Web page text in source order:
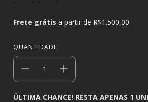
Frete grátis a partir de R$1.500,00
QUANTIDADE
ÚLTIMA CHANCE! RESTA APENAS 1